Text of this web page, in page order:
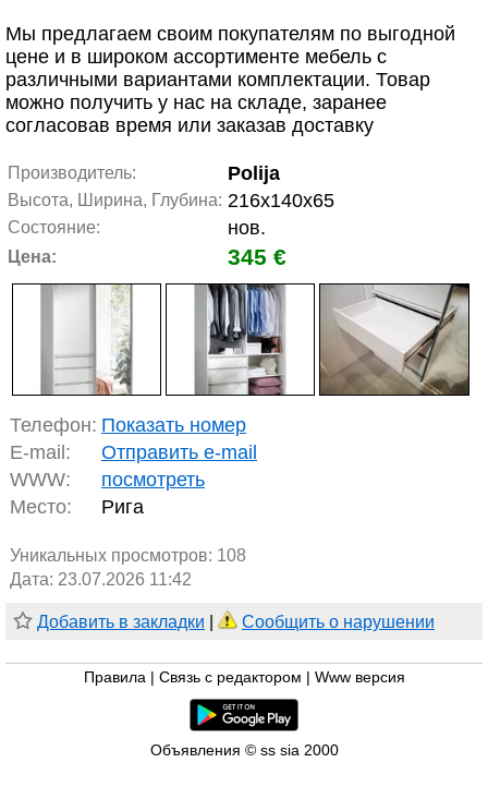
Мы предлагаем своим покупателям по выгодной
цене и в широком ассортименте мебель с
различными вариантами комплектации. Товар
можно получить у нас на складе, заранее
согласовав время или заказав доставку
Производитель: Polija
Высота, Ширина, Глубина: 216x140x65
Состояние: нов.
Цена: 345 €
Телефон: Показать номер
E-mail:
Отправить e-mail
WWW:
посмотреть
Место:
Рига
Уникальных просмотров: 108
Дата: 23.07.2026 11:42
Добавить в закладки Сообщить о нарушении
Правила Связь с редактором Www версия
Объявления © ss sia 2000